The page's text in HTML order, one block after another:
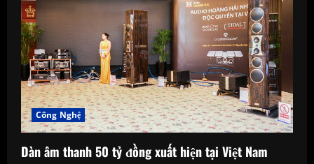
Công Nghệ
Dàn âm thanh 50 tỷ đồng xuất hiện tại Việt Nam